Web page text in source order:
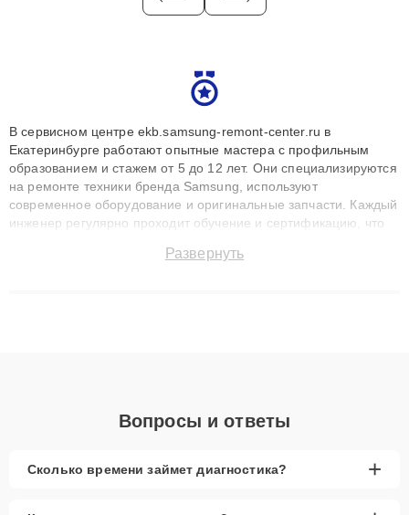
В сервисном центре ekb.samsung-remont-center.ru в
Екатеринбурге работают опытные мастера с профильным
образованием и стажем от 5 до 12 лет. Они специализируются
на ремонте техники бренда Samsung, используют
современное оборудование и оригинальные запчасти. Каждый
инженер регулярно проходит обучение и сертификацию, что
восстанавливать технику с сохранением гарантии до 3 лет.
Развернуть
Вопросы и ответы
Сколько времени займет диагностика? +